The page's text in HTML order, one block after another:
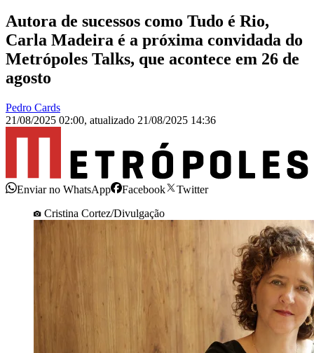
Autora de sucessos como Tudo é Rio,
Carla Madeira é a próxima convidada do
Metrópoles Talks, que acontece em 26 de
agosto
Pedro Cards
21/08/2025 02:00, atualizado 21/08/2025 14:36
Enviar no WhatsApp Facebook
Twitter
Cristina Cortez/Divulgação